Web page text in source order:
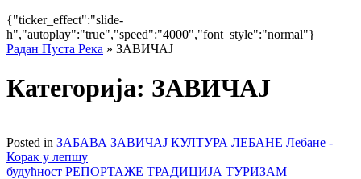
{"ticker_effect":"slide-
h","autoplay":"true","speed":"4000","font_style":"normal"}
Радан Пуста Река » ЗАВИЧАЈ
Категорија: ЗАВИЧАЈ
Posted in ЗАБАВА ЗАВИЧАЈ КУЛТУРА ЛЕБАНЕ Лебане -
Корак у лепшу
будућност РЕПОРТАЖЕ ТРАДИЦИЈА ТУРИЗАМ